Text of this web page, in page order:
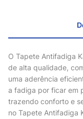
O Tapete Antifadiga
de alta qualidade,
uma aderência
a fadiga por ficar em
trazendo conforto e
no Tapete Antifadiga